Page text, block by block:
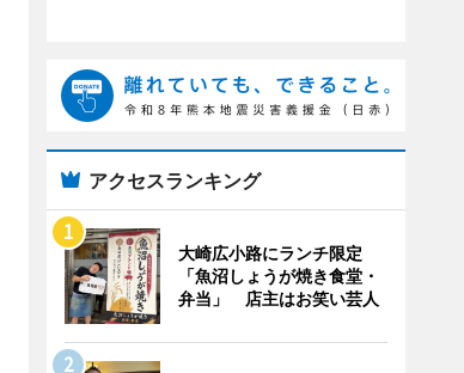
アクセスランキング
大崎広小路にランチ限定
「魚沼しょうが焼き食堂・
弁当」 店主はお笑い芸人